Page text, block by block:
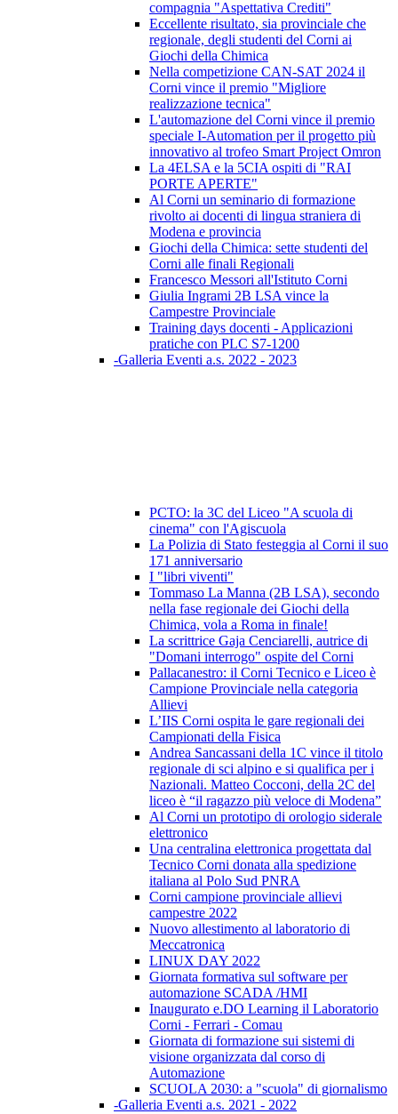
compagnia "Aspettativa Crediti"
Eccellente risultato, sia provinciale che
regionale, degli studenti del Corni ai
Giochi della Chimica
Nella competizione CAN-SAT 2024 il
Corni vince il premio "Migliore
realizzazione tecnica"
L'automazione del Corni vince il premio
speciale I-Automation per il progetto più
innovativo al trofeo Smart Project Omron
La 4ELSA e la 5CIA ospiti di "RAI
PORTE APERTE"
Al Corni un seminario di formazione
rivolto ai docenti di lingua straniera di
Modena e provincia
Giochi della Chimica: sette studenti del
Corni alle finali Regionali
Francesco Messori all'Istituto Corni
Giulia Ingrami 2B LSA vince la
Campestre Provinciale
Training days docenti - Applicazioni
pratiche con PLC S7-1200
-Galleria Eventi a.s. 2022 - 2023
PCTO: la 3C del Liceo "A scuola di
cinema" con l'Agiscuola
La Polizia di Stato festeggia al Corni il suo
171 anniversario
I "libri viventi"
Tommaso La Manna (2B LSA), secondo
nella fase regionale dei Giochi della
Chimica, vola a Roma in finale!
La scrittrice Gaja Cenciarelli, autrice di
"Domani interrogo" ospite del Corni
Pallacanestro: il Corni Tecnico e Liceo è
Campione Provinciale nella categoria
Allievi
L’IIS Corni ospita le gare regionali dei
Campionati della Fisica
Andrea Sancassani della 1C vince il titolo
regionale di sci alpino e si qualifica per i
Nazionali. Matteo Cocconi, della 2C del
liceo è “il ragazzo più veloce di Modena”
Al Corni un prototipo di orologio siderale
elettronico
Una centralina elettronica progettata dal
Tecnico Corni donata alla spedizione
italiana al Polo Sud PNRA
Corni campione provinciale allievi
campestre 2022
Nuovo allestimento al laboratorio di
Meccatronica
LINUX DAY 2022
Giornata formativa sul software per
automazione SCADA /HMI
Inaugurato e.DO Learning il Laboratorio
Corni - Ferrari - Comau
Giornata di formazione sui sistemi di
visione organizzata dal corso di
Automazione
SCUOLA 2030: a "scuola" di giornalismo
-Galleria Eventi a.s. 2021 - 2022